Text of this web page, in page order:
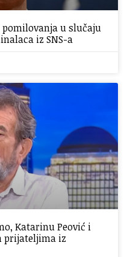
pomilovanja u slučaju
iz SNS-a
Katarinu Peović i
prijateljima iz